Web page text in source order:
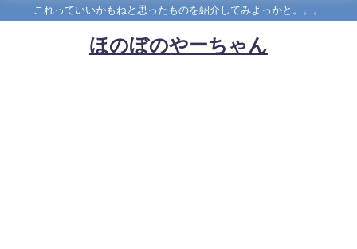
これっていいかもねと思ったものを紹介してみよっかと。。。
ほのぼのやーちゃん